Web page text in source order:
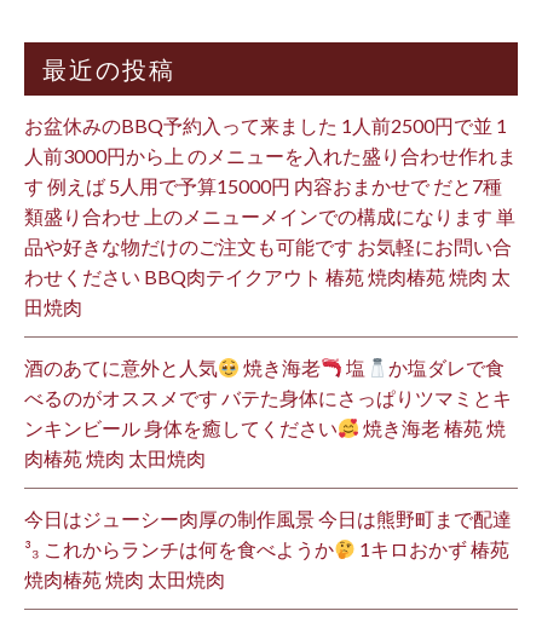
最近の投稿
お盆休みのBBQ予約入って来ました 1人前2500円で並 1
人前3000円から上 のメニューを入れた盛り合わせ作れま
す 例えば 5人用で予算15000円 内容おまかせで だと7種
類盛り合わせ 上のメニューメインでの構成になります 単
品や好きな物だけのご注文も可能です お気軽にお問い合
わせください BBQ肉テイクアウト 椿苑 焼肉椿苑 焼肉 太
田焼肉
酒のあてに意外と人気 焼き海老 塩
か塩ダレで食
べるのがオススメです バテた身体にさっぱりツマミとキ
ンキンビール 身体を癒してください
焼き海老 椿苑 焼
肉椿苑 焼肉 太田焼肉
今日はジューシー肉厚の制作風景 今日は熊野町まで配達
³₃ これからランチは何を食べようか
1キロおかず 椿苑
焼肉椿苑 焼肉 太田焼肉